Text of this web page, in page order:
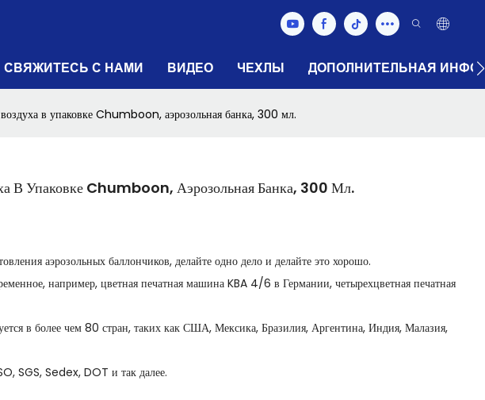
СВЯЖИТЕСЬ С НАМИ ВИДЕО ЧЕХЛЫ ДОПОЛНИТЕЛЬНАЯ
в упаковке Chumboon, аэрозольная банка, 300 мл.
В Упаковке Chumboon, Аэрозольная Банка, 300 Мл.
аэрозольных баллончиков, делайте одно дело и делайте это хорошо.
например, цветная печатная машина KBA 4/6 в Германии, четырехцветная печатная
в более чем 80 стран, таких как США, Мексика, Бразилия, Аргентина, Индия, Малазия,
SGS, Sedex, DOT и так далее.